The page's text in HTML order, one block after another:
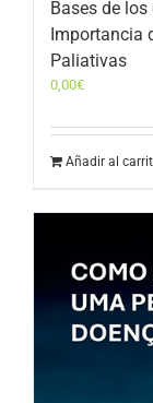
Bases de
Importancia
Paliativas
0,00€
Añadir al